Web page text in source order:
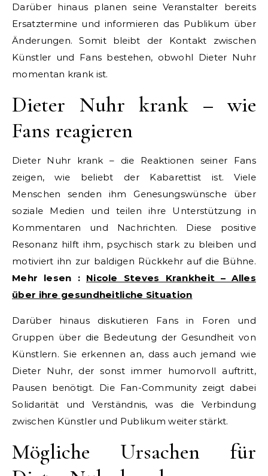
Darüber hinaus planen seine Veranstalter bereits
Ersatztermine und informieren das Publikum über
Änderungen. Somit bleibt der Kontakt zwischen
Künstler und Fans bestehen, obwohl Dieter Nuhr
momentan krank ist.
Dieter Nuhr krank – wie
Fans reagieren
Dieter Nuhr krank – die Reaktionen seiner Fans
zeigen, wie beliebt der Kabarettist ist. Viele
Menschen senden ihm Genesungswünsche über
soziale Medien und teilen ihre Unterstützung in
Kommentaren und Nachrichten. Diese positive
Resonanz hilft ihm, psychisch stark zu bleiben und
motiviert ihn zur baldigen Rückkehr auf die Bühne.
Mehr lesen : Nicole Steves Krankheit – Alles
über ihre gesundheitliche Situation
Darüber hinaus diskutieren Fans in Foren und
Gruppen über die Bedeutung der Gesundheit von
Künstlern. Sie erkennen an, dass auch jemand wie
Dieter Nuhr, der sonst immer humorvoll auftritt,
Pausen benötigt. Die Fan-Community zeigt dabei
Solidarität und Verständnis, was die Verbindung
zwischen Künstler und Publikum weiter stärkt.
Mögliche Ursachen für